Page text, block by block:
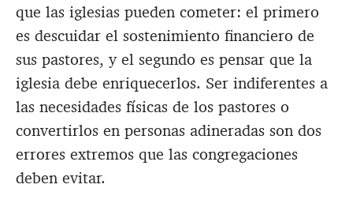
que las iglesias pueden cometer: el primero
es descuidar el sostenimiento financiero de
sus pastores, y el segundo es pensar que la
iglesia debe enriquecerlos. Ser indiferentes a
las necesidades físicas de los pastores o
convertirlos en personas adineradas son dos
errores extremos que las congregaciones
deben evitar.